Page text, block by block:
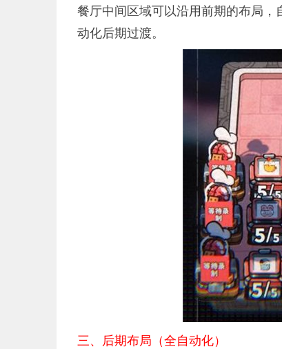
餐厅中间区域可以沿用前期的布局
动化后期过渡。
三、后期布局（全自动化）